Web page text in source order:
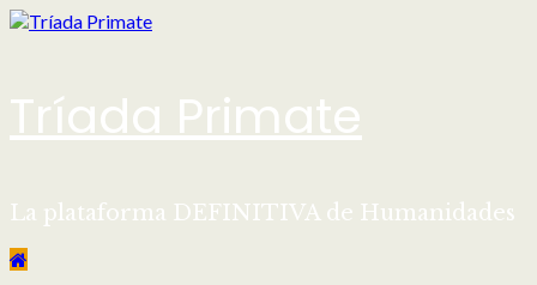
Saltar
Tríada Primate
La plataforma DEFINITIVA de Humanidades